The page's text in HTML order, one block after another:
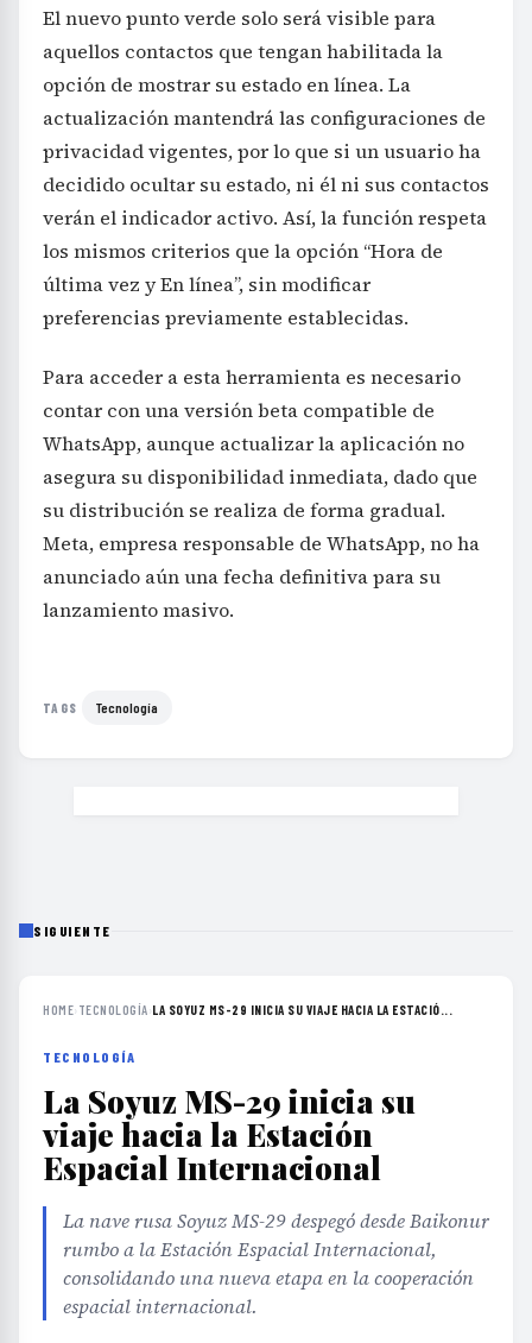
El nuevo punto verde solo será visible para
aquellos contactos que tengan habilitada la
opción de mostrar su estado en línea. La
actualización mantendrá las configuraciones de
privacidad vigentes, por lo que si un usuario ha
decidido ocultar su estado, ni él ni sus contactos
verán el indicador activo. Así, la función respeta
los mismos criterios que la opción “Hora de
última vez y En línea”, sin modificar
preferencias previamente establecidas.
Para acceder a esta herramienta es necesario
contar con una versión beta compatible de
WhatsApp, aunque actualizar la aplicación no
asegura su disponibilidad inmediata, dado que
su distribución se realiza de forma gradual.
Meta, empresa responsable de WhatsApp, no ha
anunciado aún una fecha definitiva para su
lanzamiento masivo.
TAGS Tecnología
SIGUIENTE
HOME› TECNOLOGÍA›LA SOYUZ MS-29 INICIA SU VIAJE HACIA LA ESTACIÓ...
TECNOLOGÍA
La Soyuz MS-29 inicia su
viaje hacia la Estación
Espacial Internacional
La nave rusa Soyuz MS-29 despegó desde Baikonur
rumbo a la Estación Espacial Internacional,
consolidando una nueva etapa en la cooperación
espacial internacional.